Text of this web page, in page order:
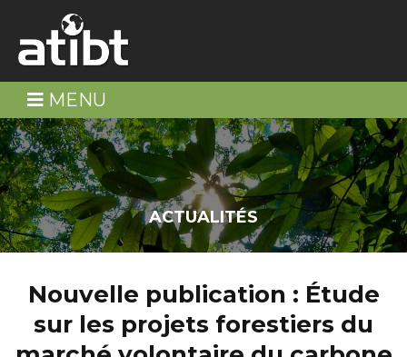
MENU
ACTUALITÉS
Nouvelle publication : Étude
sur les projets forestiers du